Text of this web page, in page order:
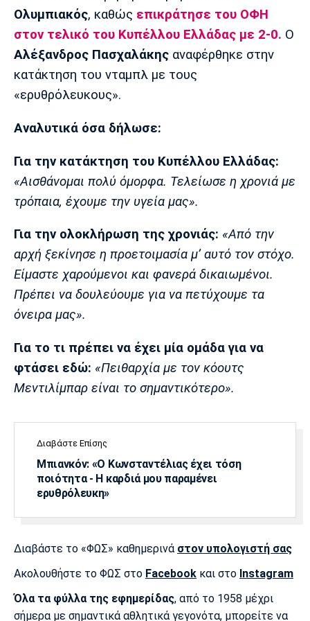
Πολιτισμός
Τραγούδια
Cine Spot
Running
Παρασκήνιο
Πρόγραμμα TV
Ιωνικός Κηφισιά Πανσερραϊκός
Μπαρτσελόνα
Ρεάλ
Μαδρίτης
Ατλέτικο
Μαδρίτης
Μάντσεστερ
Γιουνάιτεντ
Τσέλσι Άρσεναλ
Λίβερπουλ
Ίντερ Μίλαν Μπάγερν
Μπορούσια
Ντόρτμουντ
Παρί Σεν
Μαρσέιγ
Αστέρας
Ολυμπιακός, καθώς επικράτησε του ΟΦΗ
στον τελικό του Κυπέλλου Ελλάδας με 2-0. Ο
Αλέξανδρος Πασχαλάκης αναφέρθηκε στην
κατάκτηση του νταμπλ με τους
«ερυθρόλευκους».
Αναλυτικά όσα δήλωσε:
Για την κατάκτηση του Κυπέλλου Ελλάδας:
«Αισθάνομαι πολύ όμορφα. Τελείωσε η χρονιά με
τρόπαια, έχουμε την υγεία μας».
Για την ολοκλήρωση της χρονιάς: «Από την
αρχή ξεκίνησε η προετοιμασία μ’ αυτό τον στόχο.
Είμαστε χαρούμενοι και φανερά δικαιωμένοι.
Πρέπει να δουλεύουμε για να πετύχουμε τα
όνειρα μας».
Για το τι πρέπει να έχει μία ομάδα για να
φτάσει εδώ: «Πειθαρχία με τον κόουτς
Μεντιλίμπαρ είναι το σημαντικότερο».
Διαβάστε Επίσης
Μπιανκόν: «Ο Κωνσταντέλιας έχει τόση
ποιότητα - Η καρδιά μου παραμένει
ερυθρόλευκη»
Διαβάστε το «ΦΩΣ» καθημερινά στον υπολογιστή σας
Ακολουθήστε το ΦΩΣ στο Facebook και στο Instagram
Όλα τα φύλλα της εφημερίδας, από το 1958 μέχρι
σήμερα με σημαντικά αθλητικά γεγονότα, μπορείτε να